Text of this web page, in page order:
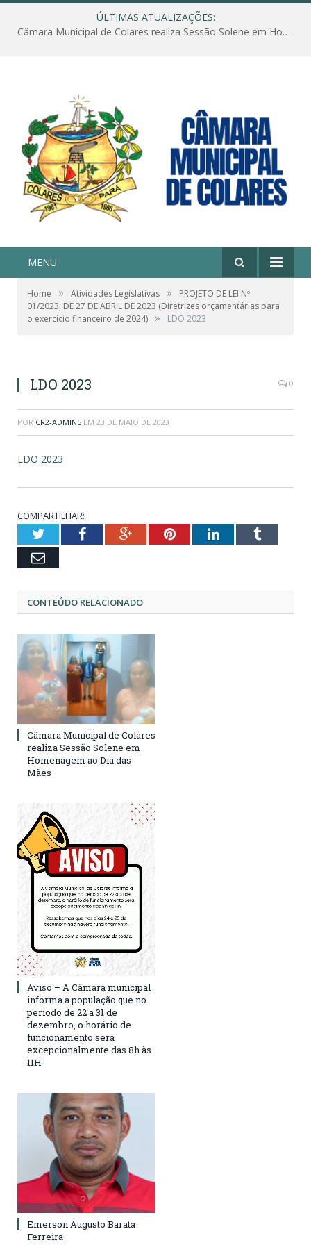
ÚLTIMAS ATUALIZAÇÕES:
Câmara Municipal de Colares realiza Sessão Solene em Homenagem ao Dia das Mães
MENU
Home » Atividades Legislativas »
PROJETO DE LEI Nº
01/2023, DE 27 DE ABRIL DE 2023 (Diretrizes orçamentárias para
o exercício financeiro de 2024) » LDO 2023
LDO 2023 0
POR CR2-ADMIN5 EM 23 DE MAIO DE 2023
LDO 2023
COMPARTILHAR:
TwitterFacebookGoogle+PinterestLinkedInTumblr
Email
CONTEÚDO RELACIONADO
Câmara Municipal de Colares
realiza Sessão Solene em
Homenagem ao Dia das
Mães
Aviso – A Câmara municipal
informa a população que no
período de 22 a 31 de
dezembro, o horário de
funcionamento será
excepcionalmente das 8h às
11H
Emerson Augusto Barata
Ferreira